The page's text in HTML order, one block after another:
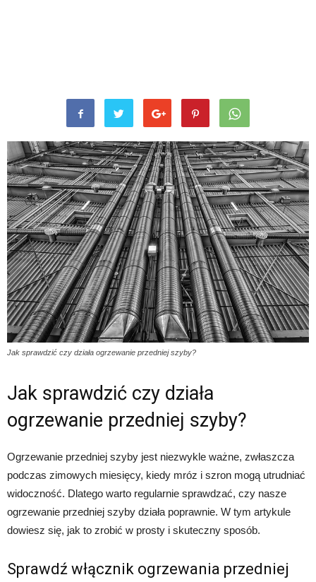
Jak sprawdzić czy działa ogrzewanie przedniej szyby?
Jak sprawdzić czy działa
ogrzewanie przedniej szyby?
Ogrzewanie przedniej szyby jest niezwykle ważne, zwłaszcza
podczas zimowych miesięcy, kiedy mróz i szron mogą utrudniać
widoczność. Dlatego warto regularnie sprawdzać, czy nasze
ogrzewanie przedniej szyby działa poprawnie. W tym artykule
dowiesz się, jak to zrobić w prosty i skuteczny sposób.
Sprawdź włącznik ogrzewania przedniej